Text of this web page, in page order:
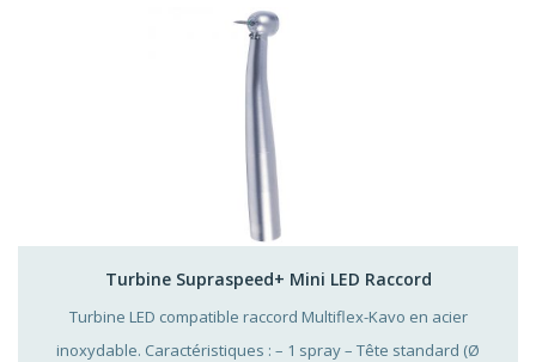
Turbine Supraspeed+ Mini LED Raccord
Turbine LED compatible raccord Multiflex-Kavo en acier
inoxydable. Caractéristiques : – 1 spray – Tête standard (Ø